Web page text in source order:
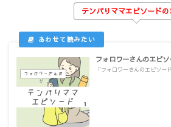
テンパりママエピソード
フォロワーさんのエピソ
「フォロワーさんのエピソー